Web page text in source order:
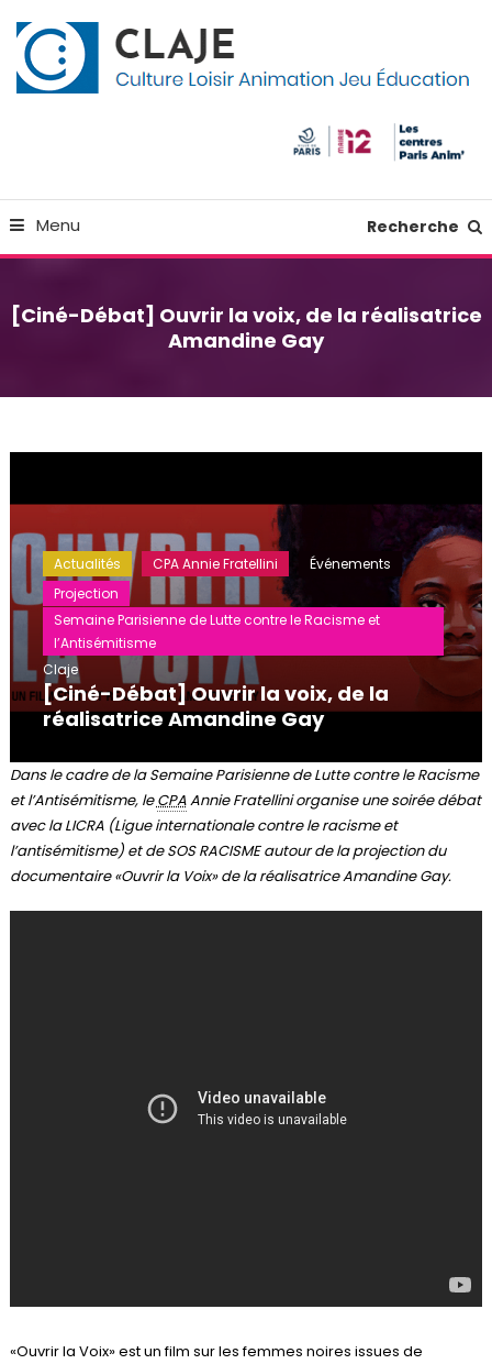
To
Content
Menu Recherche
[Ciné-Débat] Ouvrir la voix, de la réalisatrice
Amandine Gay
Actualités CPA Annie Fratellini
Événements
Projection
Semaine Parisienne de Lutte contre le Racisme et
l’Antisémitisme
Claje
[Ciné-Débat] Ouvrir la voix, de la
réalisatrice Amandine Gay
Dans le cadre de la Semaine Parisienne de Lutte contre le Racisme
et l’Antisémitisme, leCPAAnnie Fratellini organise une soirée débat
avec la LICRA (Ligue internationale contre le racisme et
l’antisémitisme) et de SOS RACISME autour de la projection du
documentaire «Ouvrir la Voix» de la réalisatrice Amandine Gay.
«Ouvrir la Voix» est un film sur les femmes noires issues de